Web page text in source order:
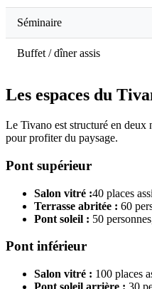
Séminaire
Buffet / dîner assis
Les espaces du
Le Tivano est structuré en deux
pour profiter du paysage.
Pont supérieur
Salon vitré :40 places
Terrasse abritée : 60
Pont soleil : 50
Pont inférieur
Salon vitré : 100 places
Pont soleil arrière : 30